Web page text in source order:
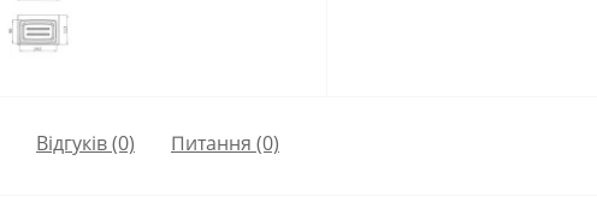
Відгуків (0) Питання (0)